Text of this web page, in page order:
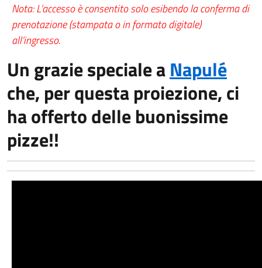
Nota: L’accesso è consentito solo esibendo la conferma di
prenotazione (stampata o in formato digitale)
all’ingresso.
Un grazie speciale aNapulé
che, per questa proiezione, ci
ha offerto delle buonissime
pizze!!